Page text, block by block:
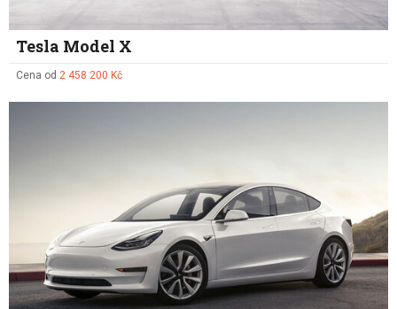
Tesla Model X
Cena od 2 458 200 Kč